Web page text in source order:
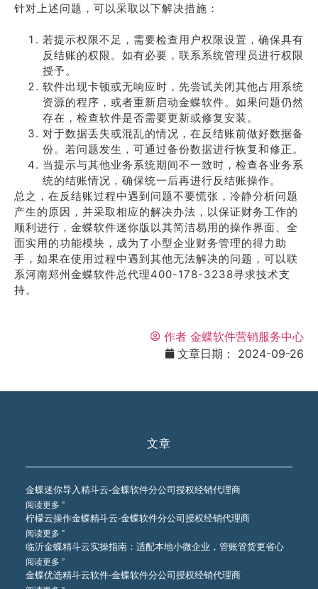
针对上述问题，可以采取以下解决措施：
若提示权限不足，需要检查用户权限设置，确保具有
反结账的权限。如有必要，联系系统管理员进行权限
授予。
软件出现卡顿或无响应时，先尝试关闭其他占用系统
资源的程序，或者重新启动金蝶软件。如果问题仍然
存在，检查软件是否需要更新或修复安装。
对于数据丢失或混乱的情况，在反结账前做好数据备
份。若问题发生，可通过备份数据进行恢复和修正。
当提示与其他业务系统期间不一致时，检查各业务系
统的结账情况，确保统一后再进行反结账操作。
总之，在反结账过程中遇到问题不要慌张，冷静分析问题
产生的原因，并采取相应的解决办法，以保证财务工作的
顺利进行，金蝶软件迷你版以其简洁易用的操作界面、全
面实用的功能模块，成为了小型企业财务管理的得力助
手，如果在使用过程中遇到其他无法解决的问题，可以联
系河南郑州金蝶软件总代理400-178-3238寻求技术支
持。
作者 金蝶软件营销服务中心
文章日期：
2024-09-26
文章
金蝶迷你导入精斗云-金蝶软件分公司授权经销代理商
阅读更多 ”
柠檬云操作金蝶精斗云-金蝶软件分公司授权经销代理商
阅读更多 ”
临沂金蝶精斗云实操指南：适配本地小微企业，管账管货更省心
阅读更多 ”
金蝶优选精斗云软件-金蝶软件分公司授权经销代理商